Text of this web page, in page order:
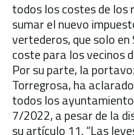
todos los costes de los
sumar el nuevo
vertederos, que solo en
coste para los vecinos
Por su parte, la
Torregrosa, ha
todos los
7/2022, a pesar de la
su artículo 11. “Las